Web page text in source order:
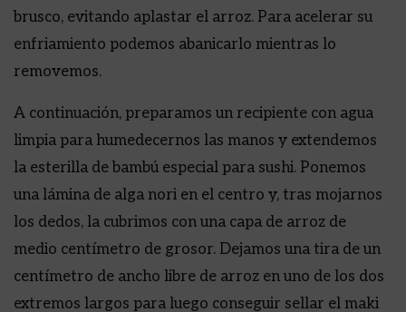
brusco, evitando aplastar el arroz. Para acelerar su
enfriamiento podemos abanicarlo mientras lo
removemos.
A continuación, preparamos un recipiente con agua
limpia para humedecernos las manos y extendemos
la esterilla de bambú especial para sushi. Ponemos
una lámina de alga nori en el centro y, tras mojarnos
los dedos, la cubrimos con una capa de arroz de
medio centímetro de grosor. Dejamos una tira de un
centímetro de ancho libre de arroz en uno de los dos
extremos largos para luego conseguir sellar el maki